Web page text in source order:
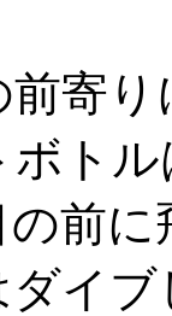
前寄
ト
の前
イ